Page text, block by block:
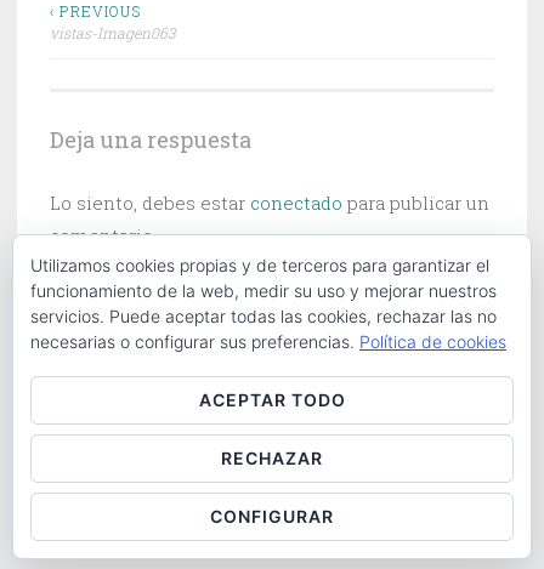
Navegación
‹ PREVIOUS
vistas-Imagen063
Deja una respuesta
Lo siento, debes estar conectado para publicar un
comentario.
CONTACT |COOKIES POLICY
Utilizamos cookies propias y de terceros para garantizar el
funcionamiento de la web, medir su uso y mejorar nuestros
servicios. Puede aceptar todas las cookies, rechazar las no
necesarias o configurar sus preferencias. Política de cookies
ACEPTAR TODO
RECHAZAR
CONFIGURAR